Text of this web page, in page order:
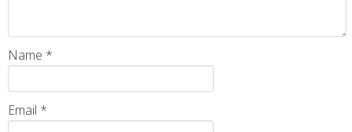
Name *
Email *